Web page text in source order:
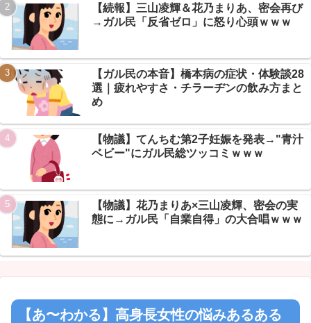
Powered by livedoor 相互RSS
【悲報】秋田県職員、まさかのバスローブ姿でオンライン会見
→+民「舘ひろしかよｗｗｗ」
NEW!
【悲報】赤字続きのジャングリア沖縄、29700円「ロイヤルチケ
ット」発売→+民ドン引きｗｗｗ
Powered by livedoor 相互RSS
【続報】三山凌輝＆花乃まりあ、密会再び
→ガル民「反省ゼロ」に怒り心頭ｗｗｗ
【ガル民の本音】橋本病の症状・体験談28
選｜疲れやすさ・チラーヂンの飲み方まと
め
【物議】てんちむ第2子妊娠を発表→"青汁
ベビー"にガル民総ツッコミｗｗｗ
【物議】花乃まりあ×三山凌輝、密会の実
態に→ガル民「自業自得」の大合唱ｗｗｗ
【あ〜わかる】高身長女性の悩みあるある